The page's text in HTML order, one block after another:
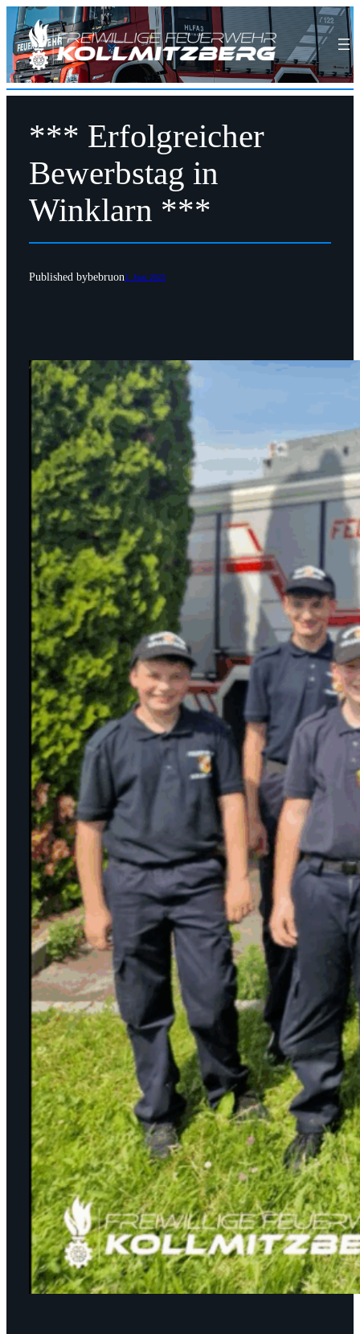
*** Erfolgreicher
Bewerbstag in
Winklarn ***
Published bybebruon1. Juni 2025